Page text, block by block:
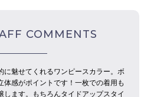
COMMENTS
に魅せてくれるワンピースカラー。ボ
体感がポイントです！一枚での着用も
します。もちろんタイドアップスタイ